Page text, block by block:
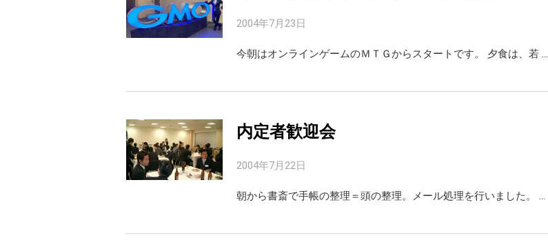
2004年7月23日
今朝はオンラインゲームのＭＴＧからスタートです。 夕食は、若 …
内定者歓迎会
2004年7月22日
朝から書斎で手帳の整理＝頭の整理。メール処理を行いました。 …